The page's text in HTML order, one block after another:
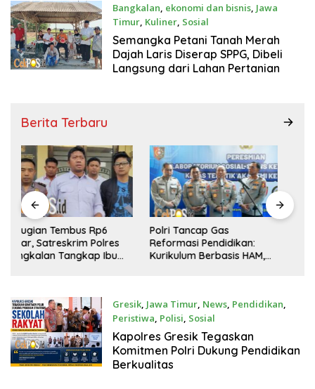
Bangkalan, ekonomi dan bisnis, Jawa
Timur, Kuliner, Sosial
Agustus 8, 2026
Semangka Petani Tanah Merah
Dajah Laris Diserap SPPG, Dibeli
Langsung dari Lahan Pertanian
Berita Terbaru
Polri Tancap Gas
Reformasi Pendidikan:
Kurikulum Berbasis HAM,
Moh. Sofwan Resmi Pimpin
DPC MADAS Sedarah
Kabupaten Malang, Kantor
Gresik, Jawa Timur, News, Pendidikan,
Peristiwa, Polisi, Sosial
Agustus 8, 2026
Kapolres Gresik Tegaskan
Komitmen Polri Dukung Pendidikan
Berkualitas